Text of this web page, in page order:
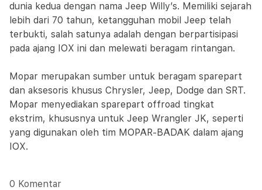
dunia kedua dengan nama Jeep Willy’s. Memiliki sejarah
lebih dari 70 tahun, ketangguhan mobil Jeep telah
terbukti, salah satunya adalah dengan berpartisipasi
pada ajang IOX ini dan melewati beragam rintangan.
Mopar merupakan sumber untuk beragam sparepart
dan aksesoris khusus Chrysler, Jeep, Dodge dan SRT.
Mopar menyediakan sparepart offroad tingkat
ekstrim, khususnya untuk Jeep Wrangler JK, seperti
yang digunakan oleh tim MOPAR-BADAK dalam ajang
IOX.
0 Komentar